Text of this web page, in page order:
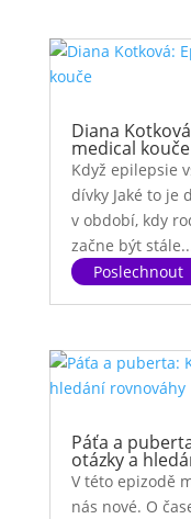
Diana
medical kouče
Když epilepsie
dívky Jaké to je
v období, kdy
začne být
Páťa a
otázky a
V této epizodě
nás nové. O